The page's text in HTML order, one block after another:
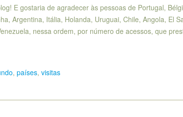
E gostaria de agradecer às pessoas de Portugal,
Argentina, Itália, Holanda, Uruguai, Chile, Angola, El
nessa ordem, por número de acessos, que
, países, visitas